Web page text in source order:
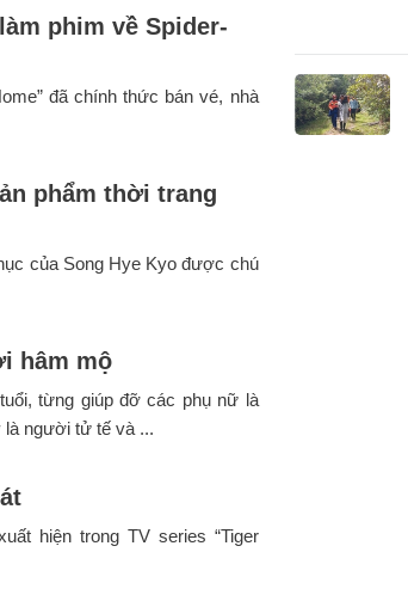
phim về Spider-
đã chính thức bán vé, nhà
phẩm thời trang
của Song Hye Kyo được chú
hâm mộ
từng giúp đỡ các phụ nữ là
là người tử tế và ...
hiện trong TV series “Tiger